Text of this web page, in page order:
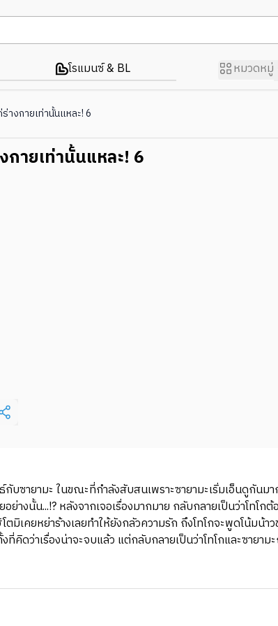
โรแมนซ์ & BL หมวดหมู่
างกายเท่านั้นแหละ! 6
กายเท่านั้นแหละ! 6
บซายามะ ในขณะที่กำลังสับสนเพราะซายามะเริ่มเอ็นดูกัน
างนั้น...!? หลังจากเจอเรื่องมากมาย กลับกลายเป็นว่าโทโ
มิเคยหย่าร้างเลยทำให้ยังกลัวความรัก ถึงโทโกจะพูดโน้ม
ดว่าเรื่องน่าจะจบแล้ว แต่กลับกลายเป็นว่าโทโกและซายาม